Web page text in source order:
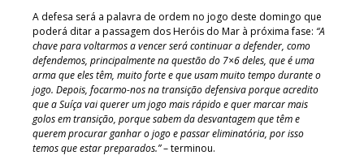
A defesa será a palavra de ordem no jogo deste domingo que
poderá ditar a passagem dos Heróis do Mar à próxima fase: “A
chave para voltarmos a vencer será continuar a defender, como
defendemos, principalmente na questão do 7×6 deles, que é uma
arma que eles têm, muito forte e que usam muito tempo durante o
jogo. Depois, focarmo-nos na transição defensiva porque acredito
que a Suíça vai querer um jogo mais rápido e quer marcar mais
golos em transição, porque sabem da desvantagem que têm e
querem procurar ganhar o jogo e passar eliminatória, por isso
temos que estar preparados.”– terminou.